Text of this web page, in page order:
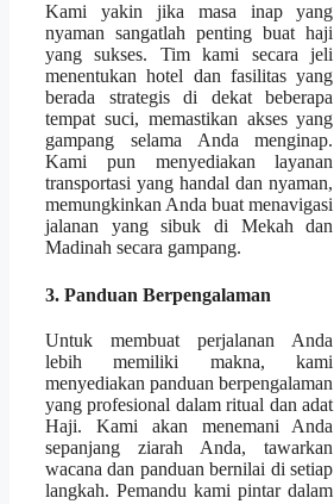
Kami yakin jika masa inap yang
nyaman sangatlah penting buat haji
yang sukses. Tim kami secara jeli
menentukan hotel dan fasilitas yang
berada strategis di dekat beberapa
tempat suci, memastikan akses yang
gampang selama Anda menginap.
Kami pun menyediakan layanan
transportasi yang handal dan nyaman,
memungkinkan Anda buat menavigasi
jalanan yang sibuk di Mekah dan
Madinah secara gampang.
3. Panduan Berpengalaman
Untuk membuat perjalanan Anda
lebih memiliki makna, kami
menyediakan panduan berpengalaman
yang profesional dalam ritual dan adat
Haji. Kami akan menemani Anda
sepanjang ziarah Anda, tawarkan
wacana dan panduan bernilai di setiap
langkah. Pemandu kami pintar dalam